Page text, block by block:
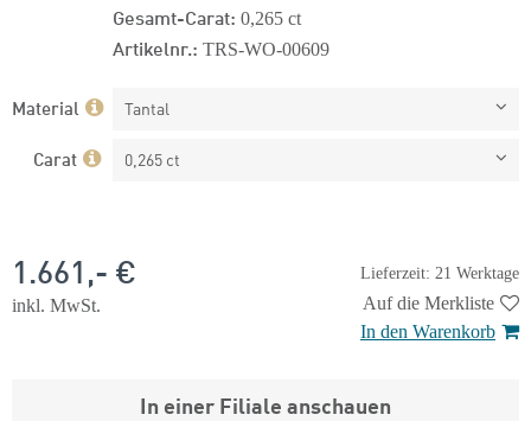
Gesamt-Carat: 0,265 ct
Artikelnr.: TRS-WO-00609
Material Tantal
Carat 0,265 ct
Lieferzeit: 21 Werktage
1.661,- €
inkl. MwSt.
Auf die Merkliste
In den Warenkorb
In einer Filiale anschauen